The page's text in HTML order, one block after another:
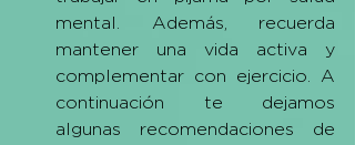
mental. Además, recuerda
mantener una vida activa y
complementar con ejercicio. A
continuación te dejamos
algunas recomendaciones de